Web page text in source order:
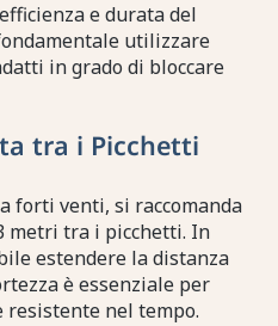
e durata del
utilizzare
in grado di bloccare
tra i Picchetti
forti venti, si raccomanda
metri tra i picchetti. In
estendere la distanza
è essenziale per
nel tempo.